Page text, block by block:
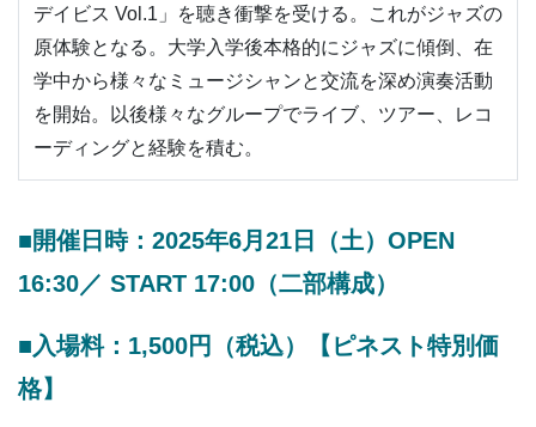
デイビス Vol.1」を聴き衝撃を受ける。これがジャズの
原体験となる。大学入学後本格的にジャズに傾倒、在
学中から様々なミュージシャンと交流を深め演奏活動
を開始。以後様々なグループでライブ、ツアー、レコ
ーディングと経験を積む。
■開催日時：2025年6月21日（土）OPEN
16:30／ START 17:00（二部構成）
■入場料：1,500円（税込）【ピネスト特別価
格】